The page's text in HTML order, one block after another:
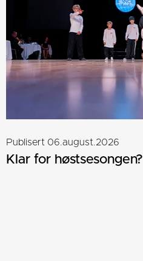
Publisert 06.august.2026
Klar for høstsesongen?